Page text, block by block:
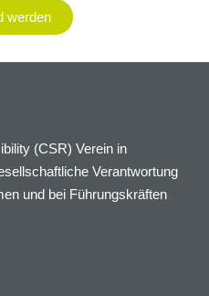
werden
(CSR) Verein in
Verantwortung
und bei Führungskräften